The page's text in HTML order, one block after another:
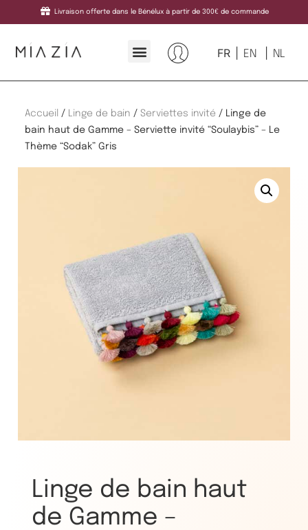
Livraison offerte dans le Bénélux à partir de 300€ de commande
FR EN NL
Accueil / Linge de bain / Serviettes invité / Linge de
bain haut de Gamme – Serviette invité “Soulaybis” – Le
Thème “Sodak” Gris
Linge de bain haut
de Gamme –